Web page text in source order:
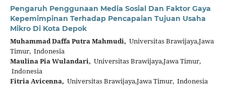
Pengaruh Penggunaan Media Sosial Dan Faktor Gaya
Kepemimpinan Terhadap Pencapaian Tujuan Usaha
Mikro Di Kota Depok
Muhammad Daffa Putra Mahmudi, Universitas Brawijaya,Jawa
Timur, Indonesia
Maulina Pia Wulandari, Universitas Brawijaya,Jawa Timur,
Indonesia
Fitria Avicenna, Universitas Brawijaya,Jawa Timur, Indonesia